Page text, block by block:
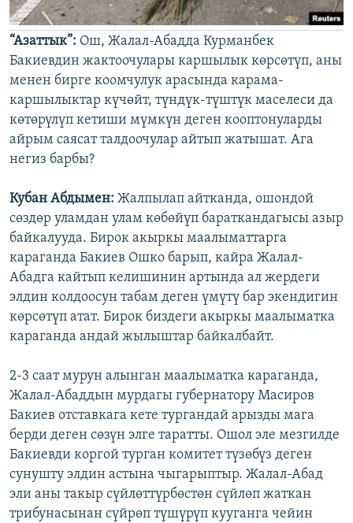
“Азаттык”: Ош, Жалал-Абадда Курманбек
Бакиевдин жактоочулары каршылык көрсөтүп, аны
менен бирге коомчулук арасында карама-
каршылыктар күчөйт, түндүк-түштүк маселеси да
көтөрүлүп кетиши мүмкүн деген кооптонуларды
айрым саясат талдоочулар айтып жатышат. Ага
негиз барбы?
Кубан Абдымен: Жалпылап айтканда, ошондой
сөздөр уламдан улам көбөйүп бараткандагысы азыр
байкалууда. Бирок акыркы маалыматтарга
караганда Бакиев Ошко барып, кайра Жалал-
Абадга кайтып келишинин артында ал жердеги
элдин колдоосун табам деген үмүтү бар экендигин
көрсөтүп атат. Бирок биздеги акыркы маалыматка
караганда андай жылыштар байкалбайт.
2-3 саат мурун алынган маалыматка караганда,
Жалал-Абаддын мурдагы губернатору Масиров
Бакиев отставкага кете тургандай арызды мага
берди деген сөзүн элге таратты. Ошол эле мезгилде
Бакиевди коргой турган комитет түзөбүз деген
сунушту элдин астына чыгарыптыр. Жалал-Абад
эли аны такыр сүйлөттүрбөстөн сүйлөп жаткан
трибунасынан сүйрөп түшүрүп кууганга чейин